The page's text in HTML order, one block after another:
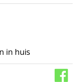
in huis